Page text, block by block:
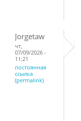
Jorgetaw
чт,
07/09/2026 -
11:21
постоянная
ссылка
(permalink)